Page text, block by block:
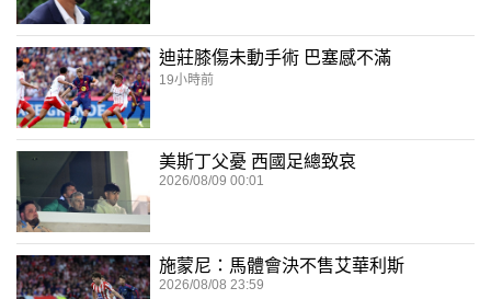
迪莊膝傷未動手術 巴塞感不滿
19小時前
美斯丁父憂 西國足總致哀
2026/08/09 00:01
施蒙尼：馬體會決不售艾華利斯
2026/08/08 23:59